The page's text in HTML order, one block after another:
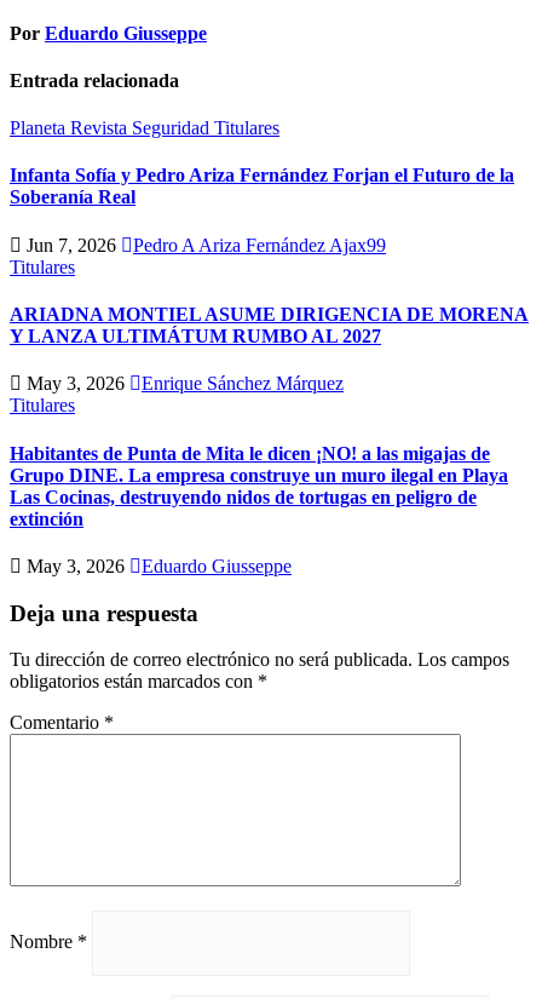
Por Eduardo Giusseppe
Entrada relacionada
Planeta Revista Seguridad Titulares
Infanta Sofía y Pedro Ariza Fernández Forjan el Futuro de la
Soberanía Real
Jun 7, 2026
Pedro A Ariza Fernández Ajax99
Titulares
ARIADNA MONTIEL ASUME DIRIGENCIA DE MORENA
Y LANZA ULTIMÁTUM RUMBO AL 2027
May 3, 2026
Enrique Sánchez Márquez
Titulares
Habitantes de Punta de Mita le dicen ¡NO! a las migajas de
Grupo DINE. La empresa construye un muro ilegal en Playa
Las Cocinas, destruyendo nidos de tortugas en peligro de
extinción
May 3, 2026 Eduardo Giusseppe
Deja una respuesta
Tu dirección de correo electrónico no será publicada. Los campos
obligatorios están marcados con *
Comentario *
Nombre *